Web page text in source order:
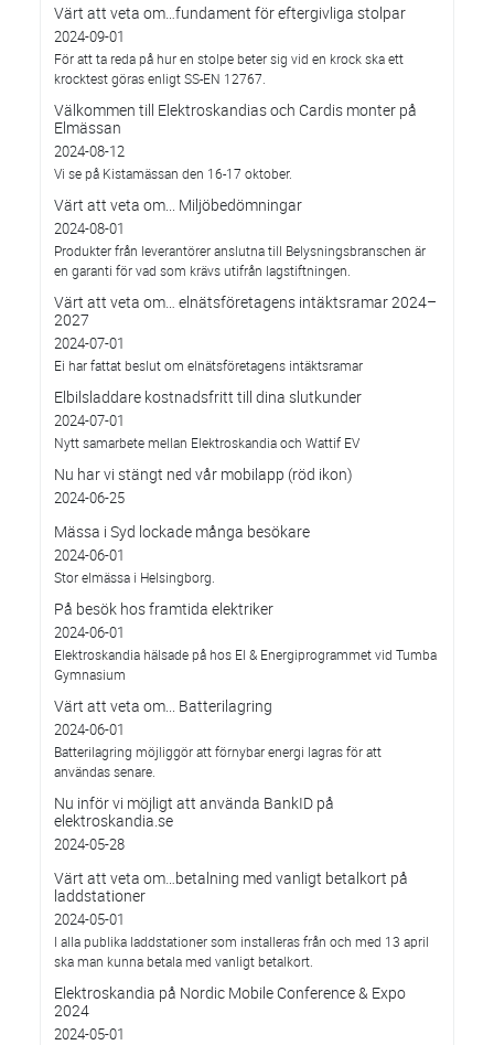
Värt att veta om…fundament för eftergivliga stolpar
2024-09-01
För att ta reda på hur en stolpe beter sig vid en krock ska ett
krocktest göras enligt SS-EN 12767.
Välkommen till Elektroskandias och Cardis monter på
Elmässan
2024-08-12
Vi se på Kistamässan den 16-17 oktober.
Värt att veta om... Miljöbedömningar
2024-08-01
Produkter från leverantörer anslutna till Belysningsbranschen är
en garanti för vad som krävs utifrån lagstiftningen.
Värt att veta om… elnätsföretagens intäktsramar 2024–
2027
2024-07-01
Ei har fattat beslut om elnätsföretagens intäktsramar
Elbilsladdare kostnadsfritt till dina slutkunder
2024-07-01
Nytt samarbete mellan Elektroskandia och Wattif EV
Nu har vi stängt ned vår mobilapp (röd ikon)
2024-06-25
Mässa i Syd lockade många besökare
2024-06-01
Stor elmässa i Helsingborg.
På besök hos framtida elektriker
2024-06-01
Elektroskandia hälsade på hos El & Energiprogrammet vid Tumba
Gymnasium
Värt att veta om... Batterilagring
2024-06-01
Batterilagring möjliggör att förnybar energi lagras för att
användas senare.
Nu inför vi möjligt att använda BankID på
elektroskandia.se
2024-05-28
Värt att veta om…betalning med vanligt betalkort på
laddstationer
2024-05-01
I alla publika laddstationer som installeras från och med 13 april
ska man kunna betala med vanligt betalkort.
Elektroskandia på Nordic Mobile Conference & Expo
2024
2024-05-01